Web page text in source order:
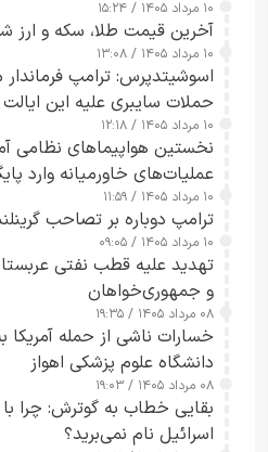
۱۰ مرداد ۱۴۰۵ / ۱۵:۲۴
آخرین قیمت طلا، سکه و ارز شنبه 10 مرداد+
۱۰ مرداد ۱۴۰۵ / ۱۳:۰۸
اسوشیتدپرس: ترامپ
حملات سایبری علیه این
ارائه نکرد
۱۰ مرداد ۱۴۰۵ / ۱۲:۱۸
نخستین هواپیماهای نظامی
عملیات‌های خاورمیانه وارد
شدند
۱۰ مرداد ۱۴۰۵ / ۱۱:۵۹
ترامپ دوباره بر تصاحب
۱۰ مرداد ۱۴۰۵ / ۰۹:۰۵
تهدید علیه قطب نفتی
و جمهوری‌خواهان
۰۸ مرداد ۱۴۰۵ / ۱۹:۳۵
خسارات ناشی از حمله آمریکا
دانشگاه علوم پزشکی اهواز
۰۸ مرداد ۱۴۰۵ / ۱۹:۰۳
بقایی خطاب به گوترش: چرا
اسرائیل نام نمی‌برید؟